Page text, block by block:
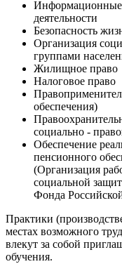
Информационные
деятельности
Безопасность
Организация
группами
Жилищное право
Налоговое право
обеспечения)
социально -
Обеспечение
пенсионного
(Организация
социальной
Фонда
Практики
местах возможного
влекут за собой
обучения.